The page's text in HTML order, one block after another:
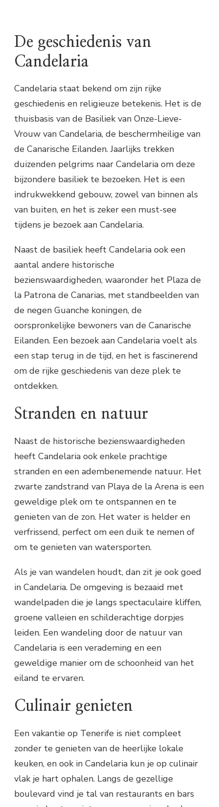
De geschiedenis van
Candelaria
Candelaria staat bekend om zijn rijke
geschiedenis en religieuze betekenis. Het is de
thuisbasis van de Basiliek van Onze-Lieve-
Vrouw van Candelaria, de beschermheilige van
de Canarische Eilanden. Jaarlijks trekken
duizenden pelgrims naar Candelaria om deze
bijzondere basiliek te bezoeken. Het is een
indrukwekkend gebouw, zowel van binnen als
van buiten, en het is zeker een must-see
tijdens je bezoek aan Candelaria.
Naast de basiliek heeft Candelaria ook een
aantal andere historische
bezienswaardigheden, waaronder het Plaza de
la Patrona de Canarias, met standbeelden van
de negen Guanche koningen, de
oorspronkelijke bewoners van de Canarische
Eilanden. Een bezoek aan Candelaria voelt als
een stap terug in de tijd, en het is fascinerend
om de rijke geschiedenis van deze plek te
ontdekken.
Stranden en natuur
Naast de historische bezienswaardigheden
heeft Candelaria ook enkele prachtige
stranden en een adembenemende natuur. Het
zwarte zandstrand van Playa de la Arena is een
geweldige plek om te ontspannen en te
genieten van de zon. Het water is helder en
verfrissend, perfect om een duik te nemen of
om te genieten van watersporten.
Als je van wandelen houdt, dan zit je ook goed
in Candelaria. De omgeving is bezaaid met
wandelpaden die je langs spectaculaire kliffen,
groene valleien en schilderachtige dorpjes
leiden. Een wandeling door de natuur van
Candelaria is een verademing en een
geweldige manier om de schoonheid van het
eiland te ervaren.
Culinair genieten
Een vakantie op Tenerife is niet compleet
zonder te genieten van de heerlijke lokale
keuken, en ook in Candelaria kun je op culinair
vlak je hart ophalen. Langs de gezellige
boulevard vind je tal van restaurants en bars